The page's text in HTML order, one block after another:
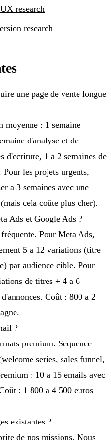
research
research
une page de vente longue
moyenne : 1 semaine
d'analyse et de
d'ecriture, 1 a 2 semaines de
les projets urgents,
a 3 semaines avec une
cela coûte plus cher).
Ads et Google Ads ?
Pour Meta Ads,
5 a 12 variations (titre
par audience cible. Pour
de titres + 4 a 6
Coût : 800 a 2
?
premium. Sequence
series, sales funnel,
: 10 a 15 emails avec
: 1 800 a 4 500 euros
existantes ?
de nos missions. Nous